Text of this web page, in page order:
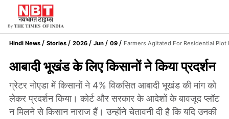
Hindi News Stories 2026 Jun 09 Farmers Agitated For Residential
आबादी भूखंड के लिए किसानों ने किया प्रदर्शन
ग्रेटर नोएडा में किसानों ने 4% विकसित आबादी भूखंड की मांग को
लेकर प्रदर्शन किया। कोर्ट और सरकार के आदेशों के बावजूद प्लॉट
न मिलने से किसान नाराज हैं। उन्होंने चेतावनी दी है कि यदि उनकी